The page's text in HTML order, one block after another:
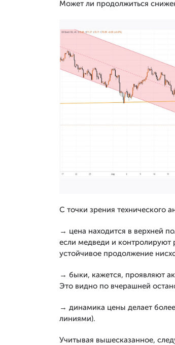
Может ли продолжиться
С точки зрения технического
→ цена находится в верхней
если медведи и контролируют
устойчивое продолжение
→ быки, кажется, проявляют
Это видно по вчерашней
→ динамика цены делает
линиями).
Учитывая вышесказанное,